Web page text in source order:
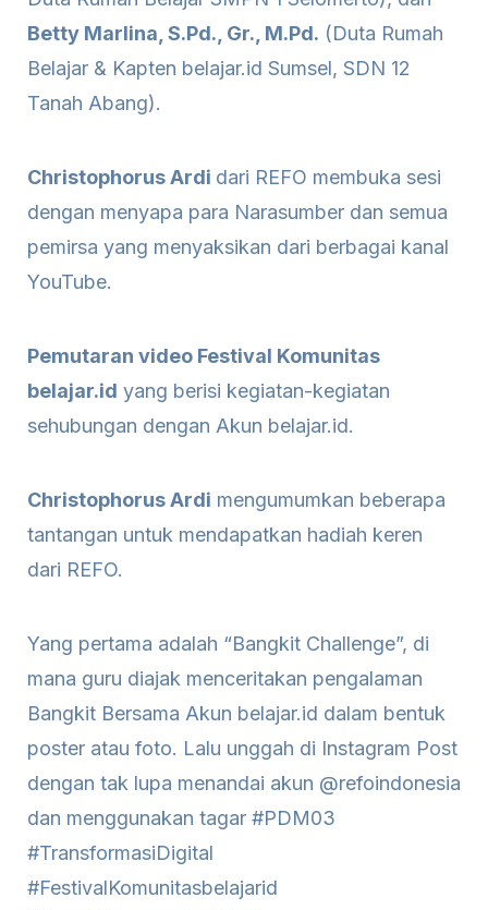
Betty Marlina, S.Pd., Gr., M.Pd. (Duta Rumah
Belajar & Kapten belajar.id Sumsel, SDN 12
Tanah Abang).
Christophorus Ardi dari REFO membuka sesi
dengan menyapa para Narasumber dan semua
pemirsa yang menyaksikan dari berbagai kanal
YouTube.
Pemutaran video Festival Komunitas
belajar.id yang berisi kegiatan-kegiatan
sehubungan dengan Akun belajar.id.
Christophorus Ardi mengumumkan beberapa
tantangan untuk mendapatkan hadiah keren
dari REFO.
Yang pertama adalah “Bangkit Challenge”, di
mana guru diajak menceritakan pengalaman
Bangkit Bersama Akun belajar.id dalam bentuk
poster atau foto. Lalu unggah di Instagram Post
dengan tak lupa menandai akun @refoindonesia
dan menggunakan tagar #PDM03
#TransformasiDigital
#FestivalKomunitasbelajarid